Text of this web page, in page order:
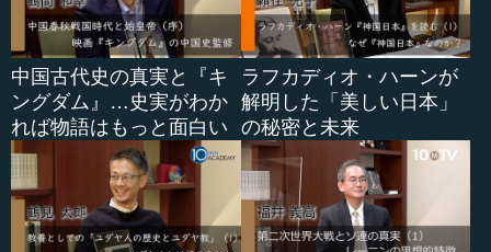
中国古代史の真実と『キ
ングダム』…史実がわか
れば物語はもっと面白い
ラフカディオ・ハーンが
解明した「美しい日本」
の秘密と未来